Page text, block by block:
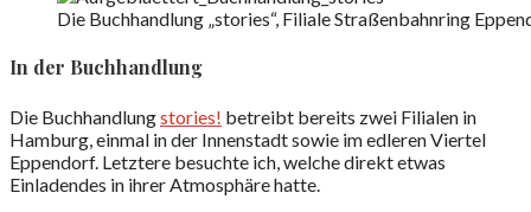
Die Buchhandlung „stories“, Filiale Straßenbahnring
In der Buchhandlung
Die Buchhandlungstories! betreibt bereits zwei Filialen in
Hamburg, einmal in der Innenstadt sowie im edleren Viertel
Eppendorf. Letztere besuchte ich, welche direkt etwas
Einladendes in ihrer Atmosphäre hatte.